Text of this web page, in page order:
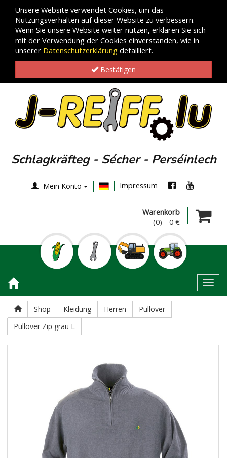
Unsere Website verwendet Cookies, um das
Nutzungsverhalten auf dieser Website zu verbessern.
Wenn Sie unsere Website weiter nutzen, erklären Sie sich
mit der Verwendung der Cookies einverstanden, wie in
unserer Datenschutzerklärung detailliert.
Bestätigen
Schlagkräfteg - Sécher - Perséinlech
Mein Konto Impressum
Warenkorb
(0) - 0 €
Shop Kleidung Herren
Pullover
Pullover Zip grau L